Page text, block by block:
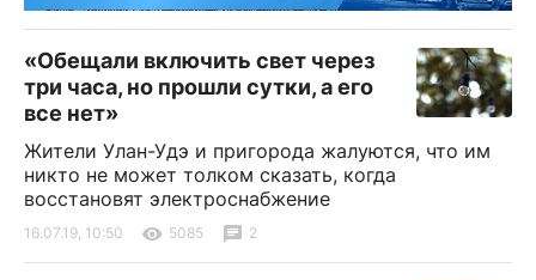
«Обещали включить свет через
три часа, но прошли сутки, а его
все нет»
Жители Улан-Удэ и пригорода жалуются, что им
никто не может толком сказать, когда
восстановят электроснабжение
16.07.19, 10:50 5085 2